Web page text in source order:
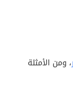
، ومن الأمثلة